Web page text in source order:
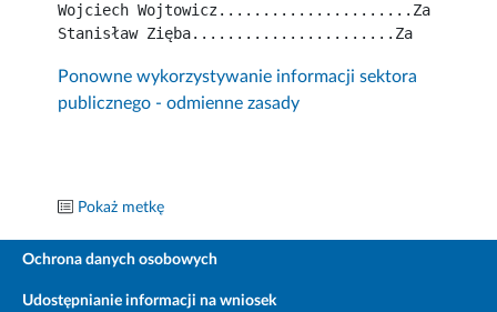
Wojciech Wojtowicz......................Za
Stanisław Zięba.......................Za
Ponowne wykorzystywanie informacji sektora
publicznego - odmienne zasady
Pokaż metkę
Ochrona danych osobowych
Udostępnianie informacji na wniosek